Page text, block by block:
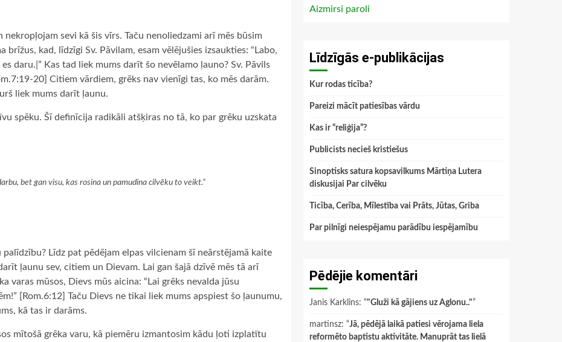
nekropļojam sevi kā šis vīrs. Taču nenoliedzami arī mēs būsim
kad, līdzīgi Sv. Pāvilam, esam vēlējušies izsaukties: “Labo,
daru.|” Kas tad liek mums darīt šo nevēlamo ļauno? Sv. Pāvils
20] Citiem vārdiem, grēks nav vienīgi tas, ko mēs darām.
liek mums darīt ļaunu.
spēku. Šī definīcija radikāli atšķiras no tā, ko par grēku uzskata
bet gan visu, kas rosina un pamudina cilvēku to veikt.”
Līdz pat pēdējam elpas vilcienam šī neārstējamā kaite
ļaunu sev, citiem un Dievam. Lai gan šajā dzīvē mēs tā arī
varas mūsos, Dievs mūs aicina: “Lai grēks nevalda jūsu
[Rom.6:12] Taču Dievs ne tikai liek mums apspiest šo ļaunumu,
kā tas ir darāms.
mītošā grēka varu, kā piemēru izmantosim kādu ļoti izplatītu
Aizmirsi paroli
Līdzīgās e-publikācijas
Kur rodas ticība?
Pareizi mācīt patiesības vārdu
Kas ir “reliģija”?
Publicists necieš kristiešus
Sinoptisks satura kopsavilkums Mārtiņa Lutera
diskusijai Par cilvēku
Ticība, Cerība, Mīlestība vai Prāts, Jūtas, Griba
Par pilnīgi neiespējamu parādību iespējamību
Pēdējie komentāri
Janis Karklins: “"Gluži kā gājiens uz Aglonu.."”
martinsz: “Jā, pēdējā laikā patiesi vērojama liela
reformēto baptistu aktivitāte. Manuprāt tas lielā